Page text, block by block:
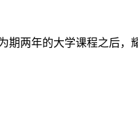
两年的大学课程之后，